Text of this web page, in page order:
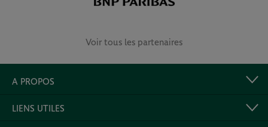
Voir tous les partenaires
A PROPOS
LIENS UTILES